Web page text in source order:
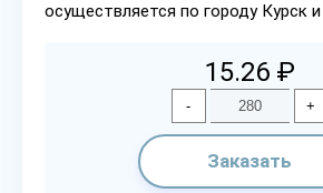
осуществляется по городу Курск
15.26 ₽
- +
Заказать